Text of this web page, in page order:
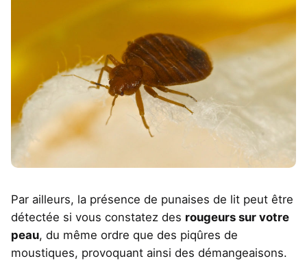
Par ailleurs, la présence de punaises de lit peut être
détectée si vous constatez des rougeurs sur votre
peau, du même ordre que des piqûres de
moustiques, provoquant ainsi des démangeaisons.